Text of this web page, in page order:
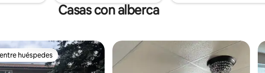
Casas con alberca
huéspedes
huéspedes